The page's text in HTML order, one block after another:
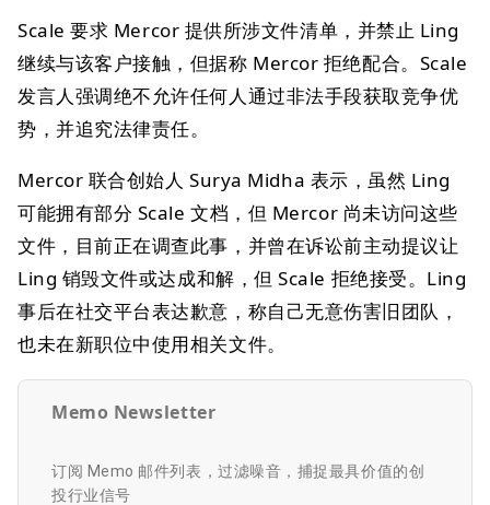
Scale 要求 Mercor 提供所涉文件清单，并禁止 Ling
继续与该客户接触，但据称 Mercor 拒绝配合。Scale
发言人强调绝不允许任何人通过非法手段获取竞争优
势，并追究法律责任。
Mercor 联合创始人 Surya Midha 表示，虽然 Ling
可能拥有部分 Scale 文档，但 Mercor 尚未访问这些
文件，目前正在调查此事，并曾在诉讼前主动提议让
Ling 销毁文件或达成和解，但 Scale 拒绝接受。Ling
事后在社交平台表达歉意，称自己无意伤害旧团队，
也未在新职位中使用相关文件。
Memo Newsletter
订阅 Memo 邮件列表，过滤噪音，捕捉最具价值的创
投行业信号